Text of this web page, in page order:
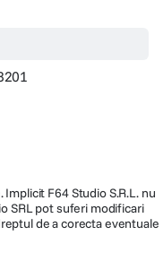
F64 Studio S.R.L. nu
SRL pot suferi modificari
de a corecta eventuale